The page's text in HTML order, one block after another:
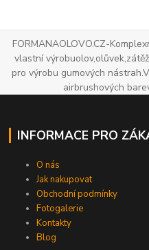
FORMANAOLOVO.CZ-
vlastní
pro výrobu gumových
airbrushových
INFORMACE PRO
O nás
Jak nakupovat
Obchodní podmínky
Fotogalerie
Kontakty
Blog